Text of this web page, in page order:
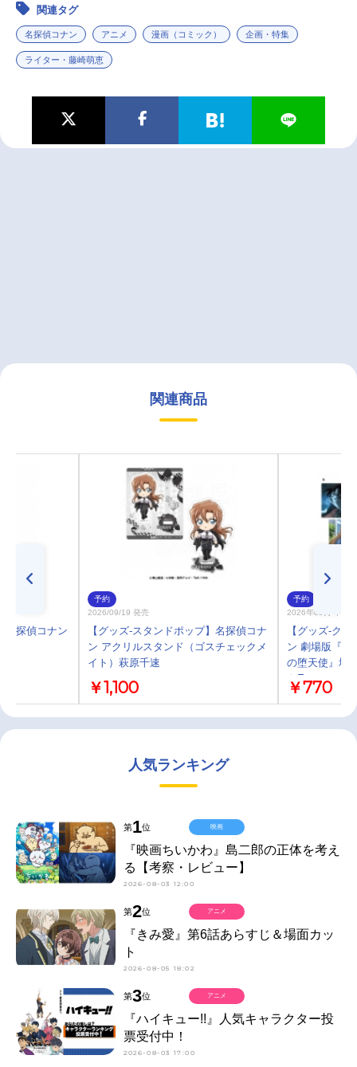
関連タグ
名探偵コナン アニメ 漫画（コミック） 企画・特集
ライター・藤崎萌恵
関連商品
名探偵コナン
予約
2026/09/19 発売
【グッズ-スタンドポップ】名探偵コナ
ン アクリルスタンド（ゴスチェックメ
イト）萩原千速
￥1,100
予約
2026年09月 中旬
【グッズ-ク
ン 劇場版『名
の堕天使』場
トE
￥770
人気ランキング
第1位
『映画ちいかわ』島二郎の正体を考え
る【考察・レビュー】
2026-08-03 12:00
映画
第2位
『きみ愛』第6話あらすじ＆場面カッ
ト
2026-08-05 18:02
アニメ
第3位
『ハイキュー!!』人気キャラクター投
票受付中！
2026-08-03 17:00
アニメ